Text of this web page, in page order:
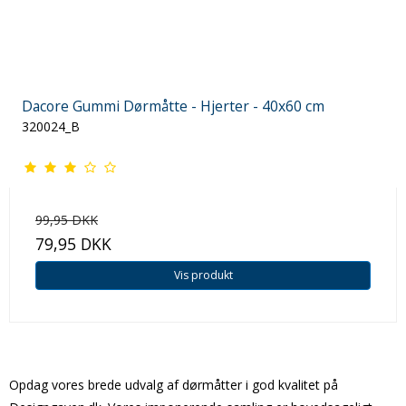
Dacore Gummi Dørmåtte - Hjerter - 40x60 cm
320024_B
99,95 DKK
79,95 DKK
Vis produkt
Opdag vores brede udvalg af dørmåtter i god kvalitet på